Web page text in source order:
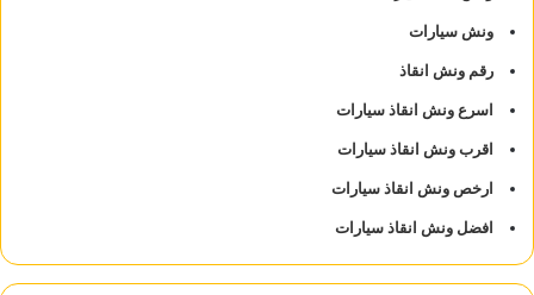
ونش سيارات
رقم ونش انقاذ
اسرع ونش انقاذ سيارات
اقرب ونش انقاذ سيارات
ارخص ونش انقاذ سيارات
افضل ونش انقاذ سيارات